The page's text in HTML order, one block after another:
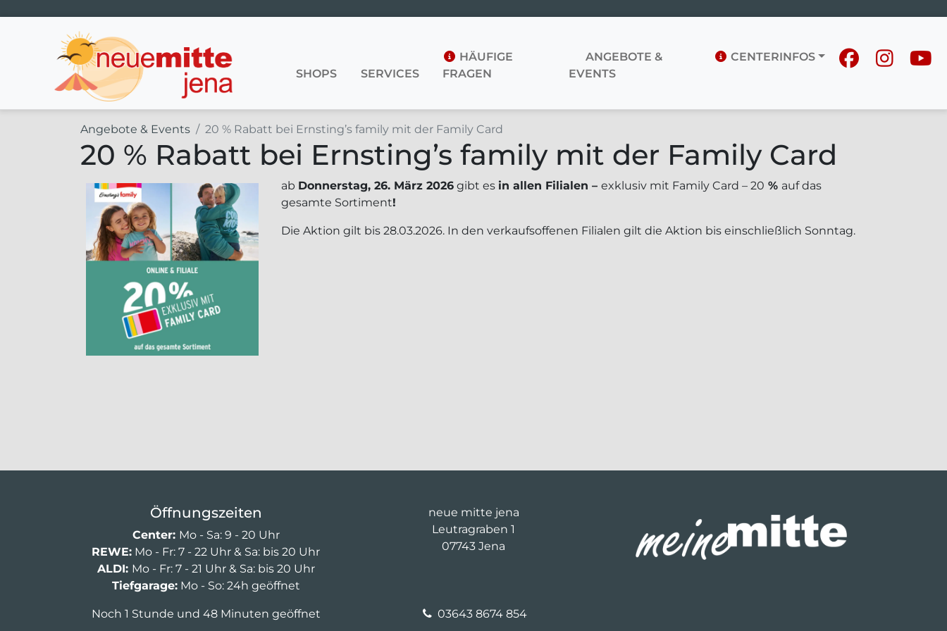
Hauptnavigation SHOPS SERVICES
HÄUFIGE
FRAGEN
ANGEBOTE &
EVENTS
CENTERINFOS
Angebote & Events 20 % Rabatt bei Ernsting’s family mit der Family Card
20 % Rabatt bei Ernsting’s family mit der Family Card
ab Donnerstag, 26. März 2026 gibt es in allen Filialen – exklusiv mit Family Card – 20 % auf das
gesamte Sortiment!
Die Aktion gilt bis 28.03.2026. In den verkaufsoffenen Filialen gilt die Aktion bis einschließlich Sonntag.
Öffnungszeiten
Center: Mo - Sa: 9 - 20 Uhr
REWE: Mo - Fr: 7 - 22 Uhr & Sa: bis 20 Uhr
ALDI: Mo - Fr: 7 - 21 Uhr & Sa: bis 20 Uhr
Tiefgarage:Mo - So: 24h geöffnet
Noch 1 Stunde und 48 Minuten geöffnet
neue mitte jena
Leutragraben 1
07743 Jena
03643 8674 854